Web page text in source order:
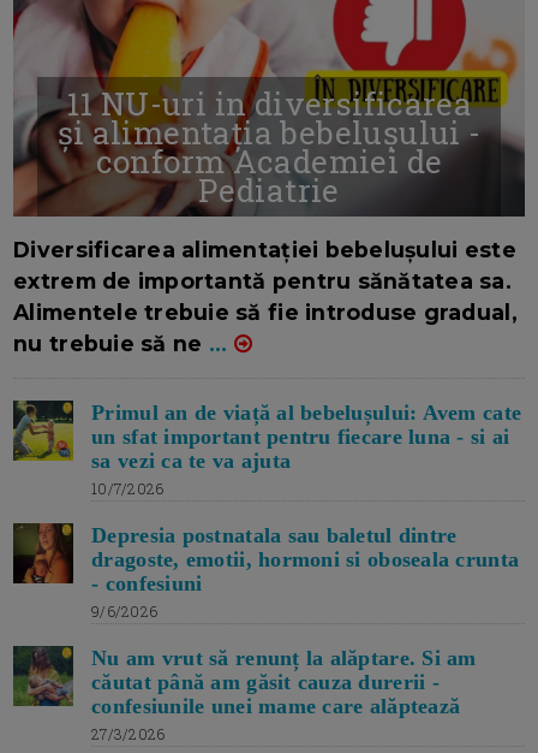
11 NU-uri in diversificarea
și alimentația bebelușului -
conform Academiei de
Pediatrie
Diversificarea alimentației bebelușului este
extrem de importantă pentru sănătatea sa.
Alimentele trebuie să fie introduse gradual,
nu trebuie să ne ...
Primul an de viață al bebelușului: Avem cate
un sfat important pentru fiecare luna - si ai
sa vezi ca te va ajuta
10/7/2026
Depresia postnatala sau baletul dintre
dragoste, emotii, hormoni si oboseala crunta
- confesiuni
9/6/2026
Nu am vrut să renunț la alăptare. Si am
căutat până am găsit cauza durerii -
confesiunile unei mame care alăptează
27/3/2026